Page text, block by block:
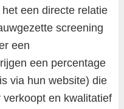
een directe relatie
screening
een
een percentage
via hun website) die
en kwalitatief